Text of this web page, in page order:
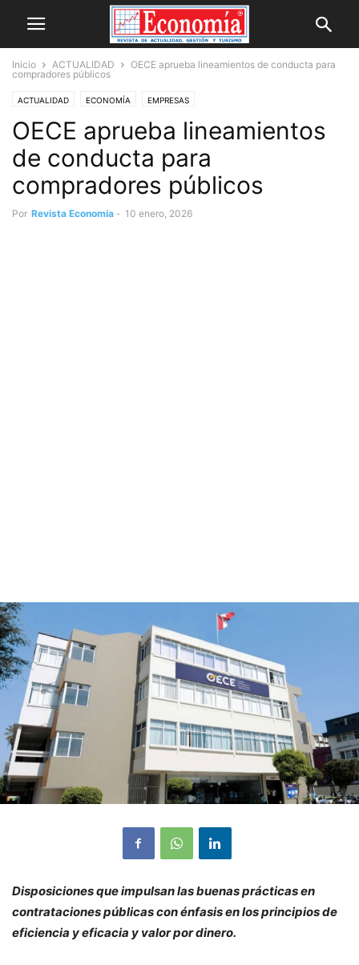
Inicio ACTUALIDAD
OECE aprueba lineamientos de conducta para
compradores públicos
ACTUALIDAD ECONOMÍA EMPRESAS
OECE aprueba lineamientos
de conducta para
compradores públicos
Por Revista Economía - 10 enero, 2026
Disposiciones que impulsan las buenas prácticas en
contrataciones públicas con énfasis en los principios de
eficiencia y eficacia y valor por dinero.